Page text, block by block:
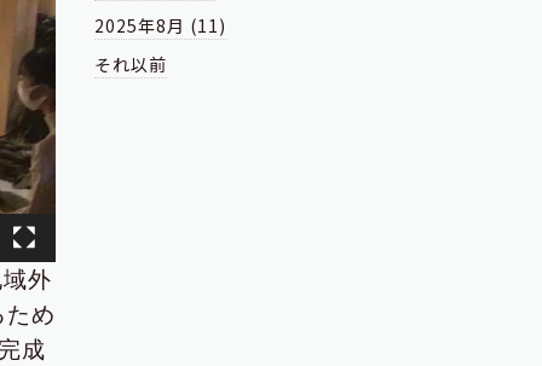
外
ため
成
2025年8月 (11)
それ以前